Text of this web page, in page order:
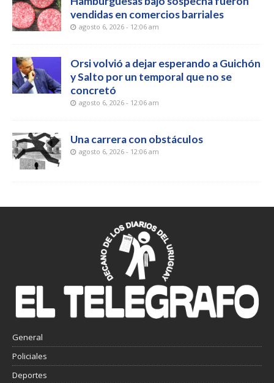
vendidas en comercios barriales
agosto 6, 2026 - 12:06 am
Orsi volvió a dejar esperando a Guichón
y Salto por un temporal que no se
concretó
agosto 6, 2026 - 12:06 am
Una carrera con obstáculos
agosto 6, 2026 - 12:06 am
General
Policiales
Deportes